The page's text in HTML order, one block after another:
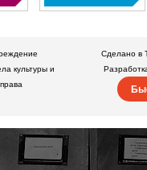
культуры и
Сделано в